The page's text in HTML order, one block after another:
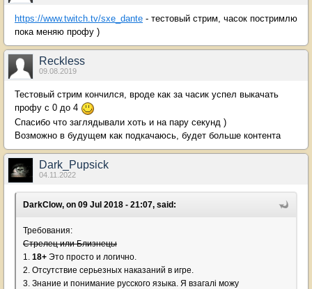
https://www.twitch.tv/sxe_dante - тестовый стрим, часок постримлю
пока меняю профу )
Reckless
09.08.2019
Тестовый стрим кончился, вроде как за часик успел выкачать
профу с 0 до 4
Спасибо что заглядывали хоть и на пару секунд )
Возможно в будущем как подкачаюсь, будет больше контента
Dark_Pupsick
04.11.2022
DarkClow, on 09 Jul 2018 - 21:07, said:
Требования:
Стрелец или Близнецы
1. 18+ Это просто и логично.
2. Отсутствие серьезных наказаний в игре.
3. Знание и понимание русского языка. Я взагалі можу